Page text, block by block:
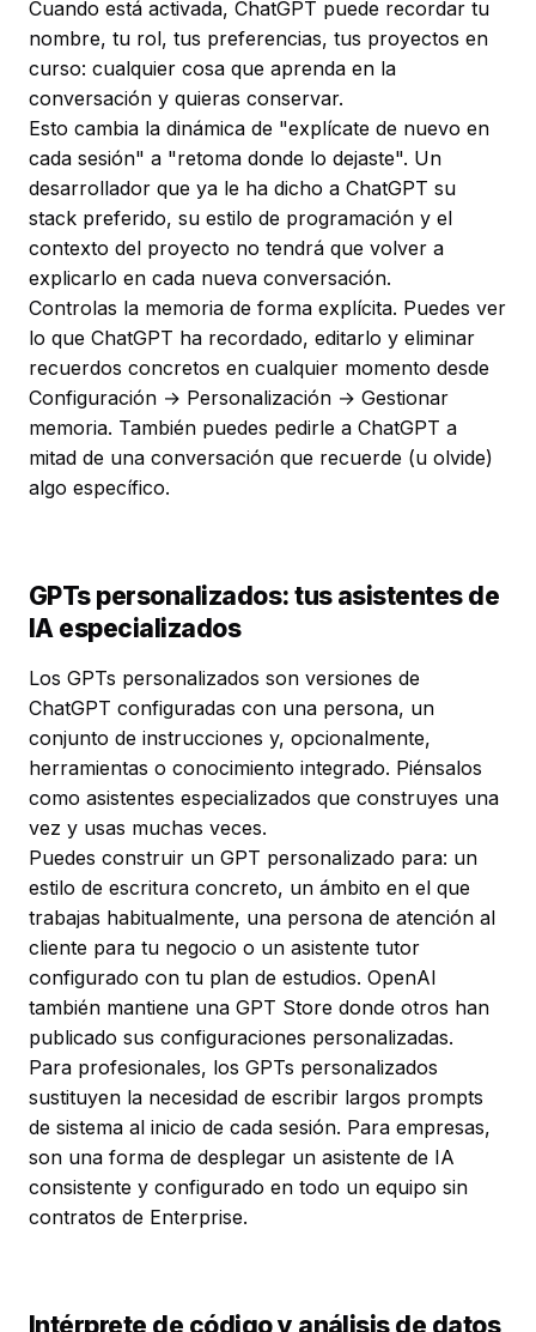
Cuando está activada, ChatGPT puede recordar tu
nombre, tu rol, tus preferencias, tus proyectos en
curso: cualquier cosa que aprenda en la
conversación y quieras conservar.
Esto cambia la dinámica de "explícate de nuevo en
cada sesión" a "retoma donde lo dejaste". Un
desarrollador que ya le ha dicho a ChatGPT su
stack preferido, su estilo de programación y el
contexto del proyecto no tendrá que volver a
explicarlo en cada nueva conversación.
Controlas la memoria de forma explícita. Puedes ver
lo que ChatGPT ha recordado, editarlo y eliminar
recuerdos concretos en cualquier momento desde
Configuración → Personalización → Gestionar
memoria. También puedes pedirle a ChatGPT a
mitad de una conversación que recuerde (u olvide)
algo específico.
GPTs personalizados: tus asistentes de
IA especializados
Los GPTs personalizados son versiones de
ChatGPT configuradas con una persona, un
conjunto de instrucciones y, opcionalmente,
herramientas o conocimiento integrado. Piénsalos
como asistentes especializados que construyes una
vez y usas muchas veces.
Puedes construir un GPT personalizado para: un
estilo de escritura concreto, un ámbito en el que
trabajas habitualmente, una persona de atención al
cliente para tu negocio o un asistente tutor
configurado con tu plan de estudios. OpenAI
también mantiene una GPT Store donde otros han
publicado sus configuraciones personalizadas.
Para profesionales, los GPTs personalizados
sustituyen la necesidad de escribir largos prompts
de sistema al inicio de cada sesión. Para empresas,
son una forma de desplegar un asistente de IA
consistente y configurado en todo un equipo sin
contratos de Enterprise.
Intérprete de código y análisis de datos